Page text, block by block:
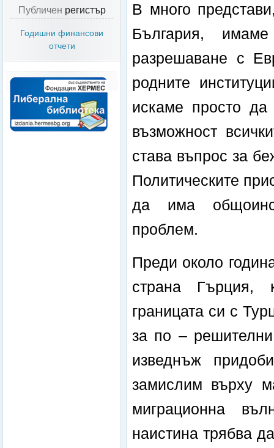
В много
България,
разрешаване с
родните
искаме просто да
възможност
става въпрос за
Политическите
да има
проблем.
Преди около
страна Гърция,
границата си с
за по –
изведнъж
замислим върху
миграционна
наистина трябва
Публичен регистър
Годишни финансови
отчети